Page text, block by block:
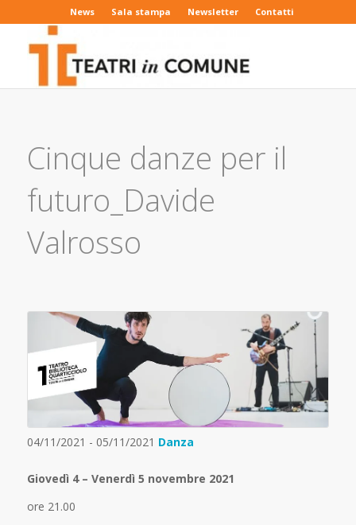
News Sala stampa Newsletter Contatti
Cinque danze per il
futuro_Davide
Valrosso
04/11/2021 - 05/11/2021 Danza
Giovedì 4 – Venerdì 5 novembre 2021
ore 21.00